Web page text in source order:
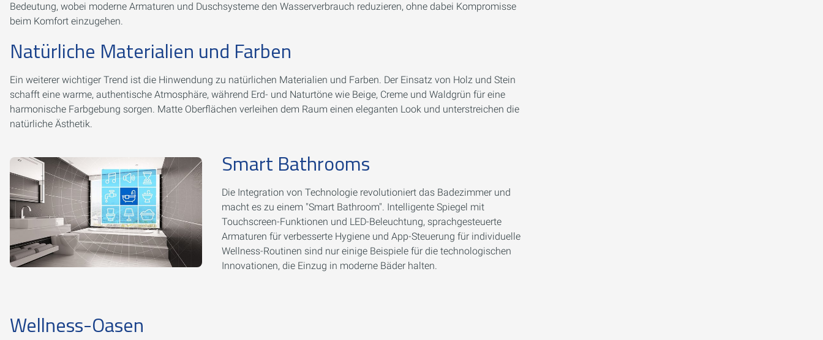
Bedeutung, wobei moderne Armaturen und Duschsysteme den Wasserverbrauch reduzieren, ohne dabei Kompromisse
beim Komfort einzugehen.
Natürliche Materialien und Farben
Ein weiterer wichtiger Trend ist die Hinwendung zu natürlichen Materialien und Farben. Der Einsatz von Holz und Stein
schafft eine warme, authentische Atmosphäre, während Erd- und Naturtöne wie Beige, Creme und Waldgrün für eine
harmonische Farbgebung sorgen. Matte Oberflächen verleihen dem Raum einen eleganten Look und unterstreichen die
natürliche Ästhetik.
Smart Bathrooms
Die Integration von Technologie revolutioniert das Badezimmer und
macht es zu einem "Smart Bathroom". Intelligente Spiegel mit
Touchscreen-Funktionen und LED-Beleuchtung, sprachgesteuerte
Armaturen für verbesserte Hygiene und App-Steuerung für individuelle
Wellness-Routinen sind nur einige Beispiele für die technologischen
Innovationen, die Einzug in moderne Bäder halten.
Wellness-Oasen